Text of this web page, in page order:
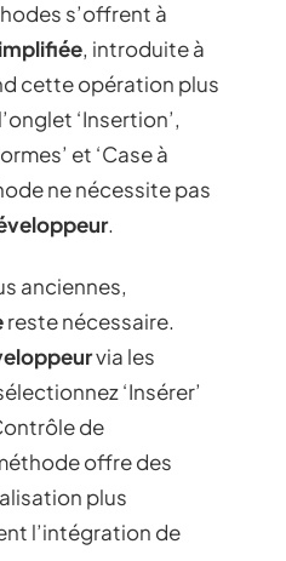
s’offrent à
, introduite à
cette opération plus
‘Insertion’,
et ‘Case à
ne nécessite pas
.
anciennes,
reste nécessaire.
via les
‘Insérer’
de
offre des
plus
l’intégration de